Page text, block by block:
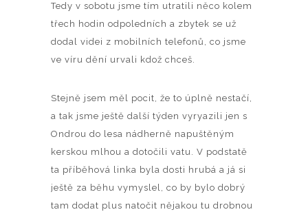
Tedy v sobotu jsme tím utratili něco kolem
třech hodin odpoledních a zbytek se už
dodal videi z mobilních telefonů, co jsme
ve víru dění urvali kdož chceš.
Stejně jsem měl pocit, že to úplně nestačí,
a tak jsme ještě další týden vyryazili jen s
Ondrou do lesa nádherně napuštěným
kerskou mlhou a dotočili vatu. V podstatě
ta příběhová linka byla dosti hrubá a já si
ještě za běhu vymyslel, co by bylo dobrý
tam dodat plus natočit nějakou tu drobnou